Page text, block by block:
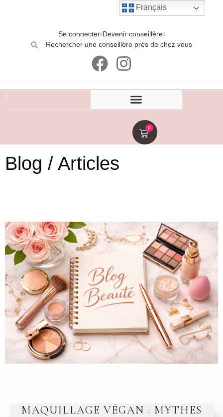
Se connecter Devenir conseillère
Rechercher une conseillère près de chez vous
0
Blog / Articles
MAQUILLAGE VÉGAN : MYTHES
Français